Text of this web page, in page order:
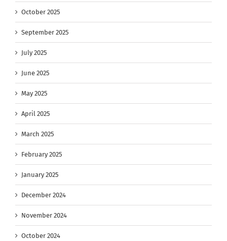
October 2025
September 2025
July 2025
June 2025
May 2025
April 2025
March 2025
February 2025
January 2025
December 2024
November 2024
October 2024